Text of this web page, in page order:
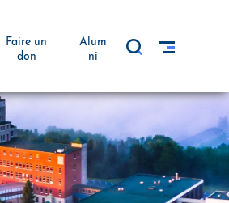
Faire un
don
Alum
ni